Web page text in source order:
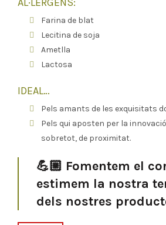
Farina de blat
Lecitina de soja
Ametlla
Lactosa
IDEAL…
Pels amants de les exquisitats
Pels qui aposten per la
sobretot, de proximitat.
💪🏼 Fomentem el
estimem la nostra
dels nostres